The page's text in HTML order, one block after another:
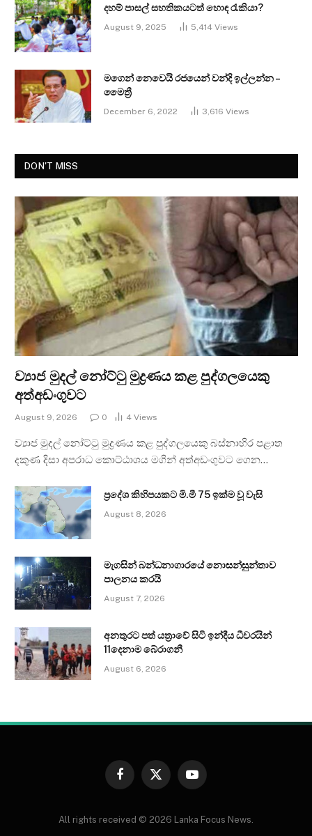
දහම් පාසල් සහතිකයටත් හොඳ රැකියා?
August 9, 2025 5,414 Views
මගෙන් නෙවෙයි රජයෙන් වන්දි ඉල්ලන්න –
මෛත්‍රී
December 6, 2022 3,616 Views
DON'T MISS
ව්‍යාජ මුදල් නෝට්ටු මුද්‍රණය කළ පුද්ගලයෙකු
අත්අඩංගුවට
August 9, 2026 0 4 Views
ව්‍යාජ මුදල් නෝට්ටු මුද්‍රණය කළ පුද්ගලයෙකු බස්නාහිර පළාත
දකුණ දිසා අපරාධ කොට්ඨාශය මගින් අත්අඩංගුවට ගෙන…
ප්‍රදේශ කිහිපයකට මි.මී 75 ඉක්ම වූ වැසි
August 8, 2026
මැගසින් බන්ධනාගාරයේ නොසන්සුන්තාව
පාලනය කරයි
August 7, 2026
අනතුරට පත් යත්‍රාවේ සිටි ඉන්දීය ධීවරයින්
11දෙනාම බේරාගනී
August 6, 2026
Facebook
X
YouTube
All rights received © 2026 Lanka Focus News.